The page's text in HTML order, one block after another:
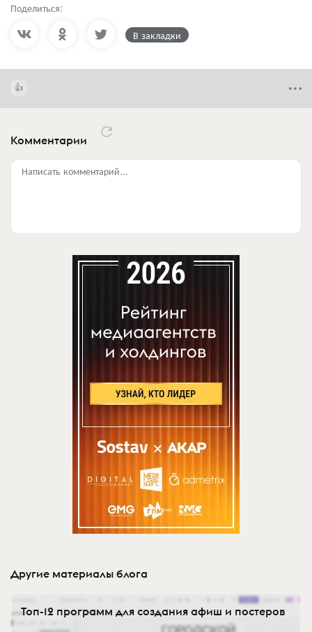
Поделиться:
В закладки
Комментарии
Написать комментарий...
Другие материалы блога
Топ-12 программ для создания афиш и постеров